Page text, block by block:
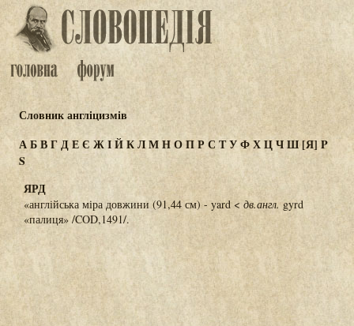
Словник англіцизмів
АБВГДЕЄ ЖІЙКЛМНОПР С ТУФХЦЧШ[Я] P
S
ЯРД
«англійська міра довжини (91,44 см) - yard < дв.англ.gyrd
«палиця» /COD,1491/.